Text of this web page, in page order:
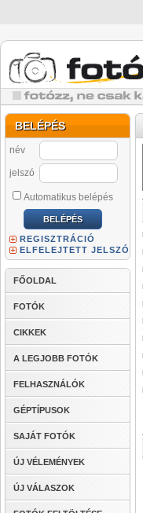
BELÉPÉS
név
jelszó
Automatikus belépés
REGISZTRÁCIÓ
ELFELEJTETT JELSZÓ
FŐOLDAL
FOTÓK
CIKKEK
A LEGJOBB FOTÓK
FELHASZNÁLÓK
GÉPTÍPUSOK
SAJÁT FOTÓK
ÚJ VÉLEMÉNYEK
ÚJ VÁLASZOK